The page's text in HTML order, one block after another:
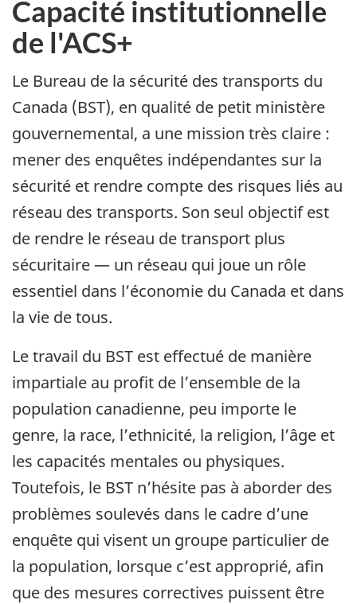
Capacité institutionnelle
de l'ACS+
Le Bureau de la sécurité des transports du
Canada (BST), en qualité de petit ministère
gouvernemental, a une mission très claire :
mener des enquêtes indépendantes sur la
sécurité et rendre compte des risques liés au
réseau des transports. Son seul objectif est
de rendre le réseau de transport plus
sécuritaire — un réseau qui joue un rôle
essentiel dans l’économie du Canada et dans
la vie de tous.
Le travail du BST est effectué de manière
impartiale au profit de l’ensemble de la
population canadienne, peu importe le
genre, la race, l’ethnicité, la religion, l’âge et
les capacités mentales ou physiques.
Toutefois, le BST n’hésite pas à aborder des
problèmes soulevés dans le cadre d’une
enquête qui visent un groupe particulier de
la population, lorsque c’est approprié, afin
que des mesures correctives puissent être